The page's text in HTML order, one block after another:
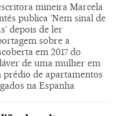
mineira Marcela
publica ‘Nem sinal de
depois de ler
sobre a
em 2017 do
de uma mulher em
prédio de apartamentos
na Espanha